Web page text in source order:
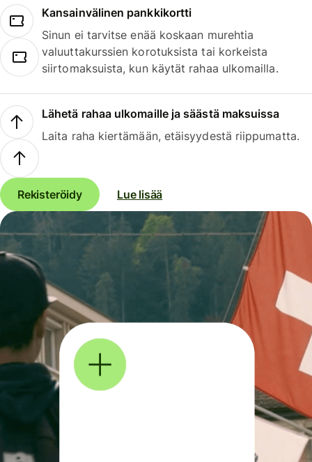
Kansainvälinen pankkikortti
Sinun ei tarvitse enää koskaan murehtia
valuuttakurssien korotuksista tai korkeista
siirtomaksuista, kun käytät rahaa ulkomailla.
Lähetä rahaa ulkomaille ja säästä maksuissa
Laita raha kiertämään, etäisyydestä riippumatta.
Rekisteröidy Lue lisää